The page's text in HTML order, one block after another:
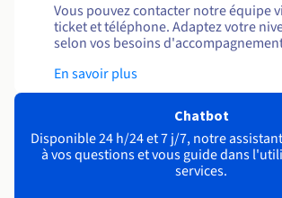
Vous pouvez contacter notre équipe
ticket et téléphone. Adaptez votre
selon vos besoins
En savoir plus
Chatbot
Disponible 24 h/24 et 7 j/7, notre
à vos questions et vous guide dans
services.